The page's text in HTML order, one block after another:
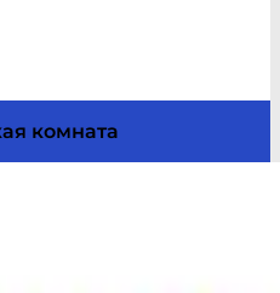
комната